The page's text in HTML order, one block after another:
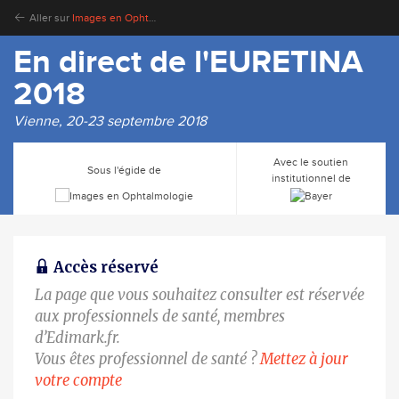
Aller sur Images en Ophtalmologie
En direct de l'EURETINA
2018
Vienne, 20-23 septembre 2018
Sous l'égide de
Avec le soutien
institutionnel de
Accès réservé
La page que vous souhaitez consulter est réservée
aux professionnels de santé, membres
d’Edimark.fr.
Vous êtes professionnel de santé ?Mettez à jour
votre compte